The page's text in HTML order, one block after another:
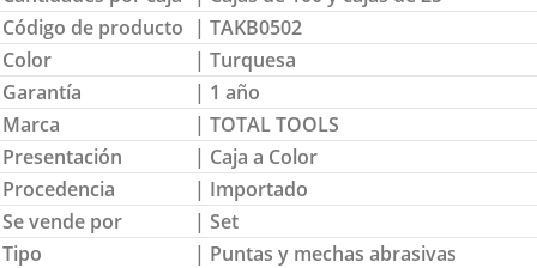
Código de producto | TAKB0502
Color
| Turquesa
Garantía
| 1 año
Marca
| TOTAL TOOLS
Presentación
| Caja a Color
Procedencia
| Importado
Se vende por
| Set
Tipo
| Puntas y mechas abrasivas